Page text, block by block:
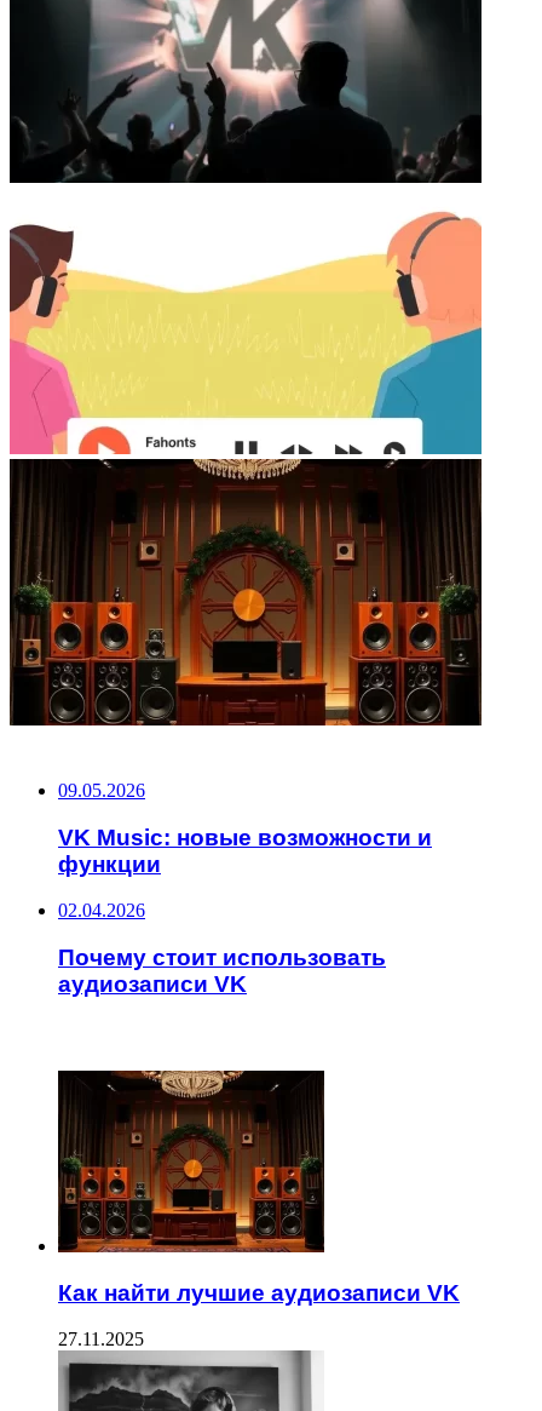
09.05.2026
VK Music: новые возможности и
функции
02.04.2026
Почему стоит использовать
аудиозаписи VK
Как найти лучшие аудиозаписи VK
27.11.2025